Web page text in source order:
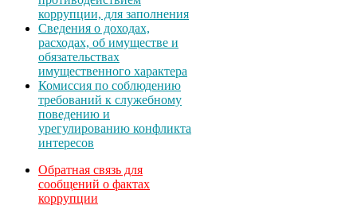
коррупции, для заполнения
Сведения о доходах,
расходах, об имуществе и
обязательствах
имущественного характера
Комиссия по соблюдению
требований к служебному
поведению и
урегулированию конфликта
интересов
Обратная связь для
сообщений о фактах
коррупции